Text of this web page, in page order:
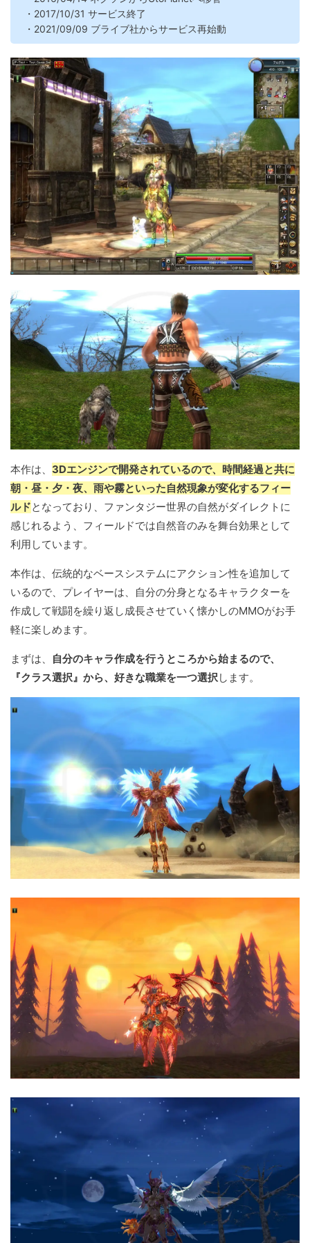
・2017/10/31 サービス終了
・2021/09/09 ブライブ社からサービス再始動
本作は、 3Dエンジンで開発されているので、時間経過と共に
朝・昼・夕・夜、雨や霧といった自然現象が変化するフィー
ルドとなっており、ファンタジー世界の自然がダイレクトに
感じれるよう、フィールドでは自然音のみを舞台効果として
利用しています。
本作は、伝統的なベースシステムにアクション性を追加して
いるので、プレイヤーは、自分の分身となるキャラクターを
作成して戦闘を繰り返し成長させていく懐かしのMMOがお手
軽に楽しめます。
まずは、
自分のキャラ作成を行うところから始まるので、
『クラス選択』から、好きな職業を一つ選択します。